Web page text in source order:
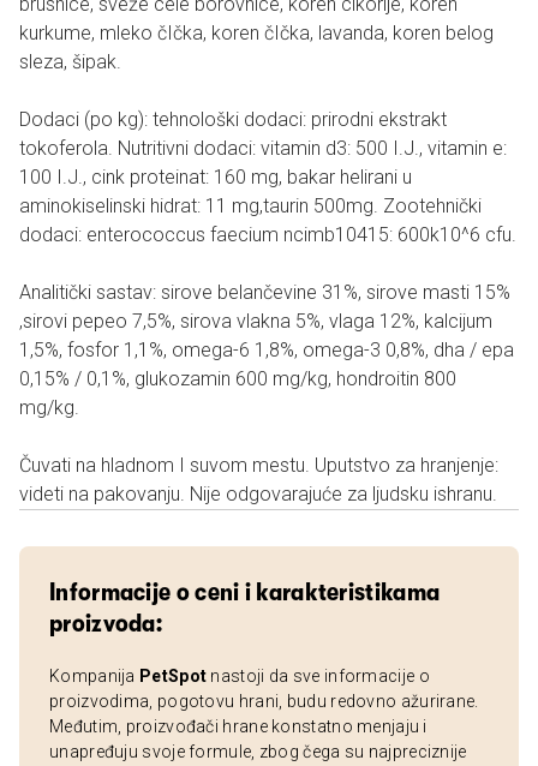
kurkume, mleko čIčka, koren čIčka, lavanda, koren belog
sleza, šipak.
Dodaci (po kg): tehnološki dodaci: prirodni ekstrakt
tokoferola. Nutritivni dodaci: vitamin d3: 500 I.J., vitamin e:
100 I.J., cink proteinat: 160 mg, bakar helirani u
aminokiselinski hidrat: 11 mg,taurin 500mg. Zootehnički
dodaci: enterococcus faecium ncimb10415: 600k10^6 cfu.
Analitički sastav: sirove belančevine 31%, sirove masti 15%
,sirovi pepeo 7,5%, sirova vlakna 5%, vlaga 12%, kalcijum
1,5%, fosfor 1,1%, omega-6 1,8%, omega-3 0,8%, dha / epa
0,15% / 0,1%, glukozamin 600 mg/kg, hondroitin 800
mg/kg.
Čuvati na hladnom I suvom mestu. Uputstvo za hranjenje:
videti na pakovanju. Nije odgovarajuće za ljudsku ishranu.
Informacije o ceni i karakteristikama
proizvoda:
Kompanija PetSpot nastoji da sve informacije o
proizvodima, pogotovu hrani, budu redovno ažurirane.
Međutim, proizvođači hrane konstatno menjaju i
unapređuju svoje formule, zbog čega su najpreciznije